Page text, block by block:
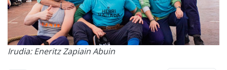
Irudia: Eneritz Zapiain Abuin